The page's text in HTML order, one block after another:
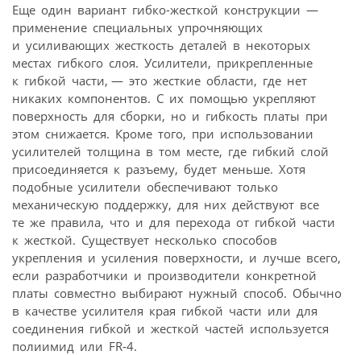
Еще один вариант гибко-жесткой конструкции —
применение специальных упрочняющих
и усиливающих жесткость деталей в некоторых
местах гибкого слоя. Усилители, прикрепленные
к гибкой части, — это жесткие области, где нет
никаких компонентов. С их помощью укрепляют
поверхность для сборки, но и гибкость платы при
этом снижается. Кроме того, при использовании
усилителей толщина в том месте, где гибкий слой
присоединяется к разъему, будет меньше. Хотя
подобные усилители обеспечивают только
механическую поддержку, для них действуют все
те же правила, что и для перехода от гибкой части
к жесткой. Существует несколько способов
укрепления и усиления поверхности, и лучше всего,
если разработчики и производители конкретной
платы совместно выбирают нужный способ. Обычно
в качестве усилителя края гибкой части или для
соединения гибкой и жесткой частей используется
полиимид или FR‑4.